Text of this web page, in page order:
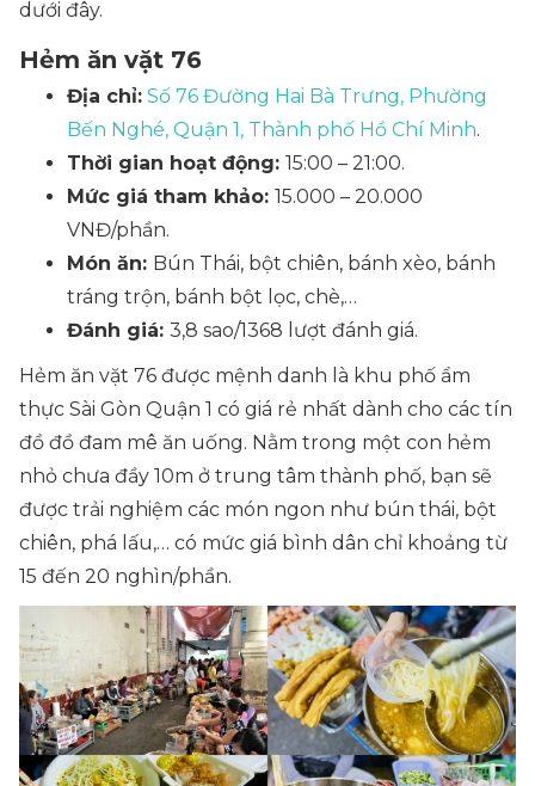
dưới đây.
Hẻm ăn vặt 76
Địa chỉ: Số 76 Đường Hai Bà Trưng, Phường
Bến Nghé, Quận 1, Thành phố Hồ Chí Minh.
Thời gian hoạt động: 15:00 – 21:00.
Mức giá tham khảo: 15.000 – 20.000
VNĐ/phần.
Món ăn: Bún Thái, bột chiên, bánh xèo, bánh
tráng trộn, bánh bột lọc, chè,…
Đánh giá: 3,8 sao/1368 lượt đánh giá.
Hẻm ăn vặt 76 được mệnh danh là khu phố ẩm
thực Sài Gòn Quận 1 có giá rẻ nhất dành cho các tín
đồ đồ đam mê ăn uống. Nằm trong một con hẻm
nhỏ chưa đầy 10m ở trung tâm thành phố, bạn sẽ
được trải nghiệm các món ngon như bún thái, bột
chiên, phá lấu,… có mức giá bình dân chỉ khoảng từ
15 đến 20 nghìn/phần.